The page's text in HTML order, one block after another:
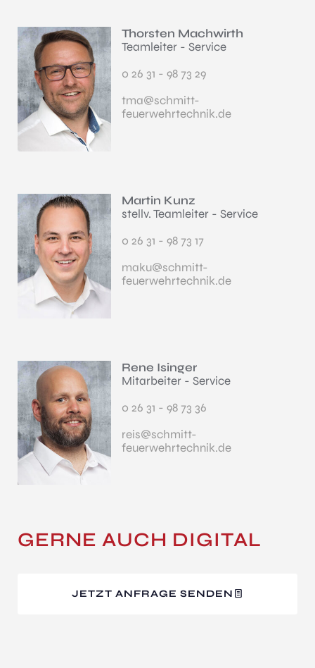
Thorsten Machwirth
Teamleiter - Service
0 26 31 - 98 73 29
tma@schmitt-
feuerwehrtechnik.de
Martin Kunz
stellv. Teamleiter - Service
0 26 31 - 98 73 17
maku@schmitt-
feuerwehrtechnik.de
Rene Isinger
Mitarbeiter - Service
0 26 31 - 98 73 36
reis@schmitt-
feuerwehrtechnik.de
GERNE AUCH DIGITAL
JETZT ANFRAGE SENDEN